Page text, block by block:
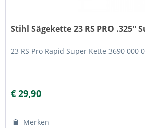
Stihl Sägekette 23 RS PRO .325''
23 RS Pro Rapid Super Kette 3690 000
€ 29,90
Merken